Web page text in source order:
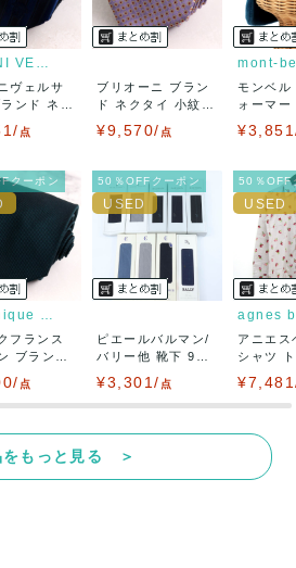
、見る方によって状態の価値観が異な
避けるため、神経質な方や完璧な商
入をお控えください。
をはらっておりますが、何かござい
前に必ずコメント欄よりご連絡お願
ことがあれば、誠意をもって対応致
ますので、真贋方法などお答えでき
等が発覚しましたら、返品・返金に
GIANNI VERSACE
ヴェルサ
ンド ネク
点
ブリオーニ ブラン
ド ネクタイ 小紋柄
¥9,570/ 点
mont-
モンベル
ォーマ
クーポン
Dominique France Cr...
フランス
ブランド
点
50％OFFクーポン
ピエールバルマン/
バリー他 靴下 9点
¥3,301/ 点
50％OFF
agnes
アニエス
シャツ
をもっと見る ＞